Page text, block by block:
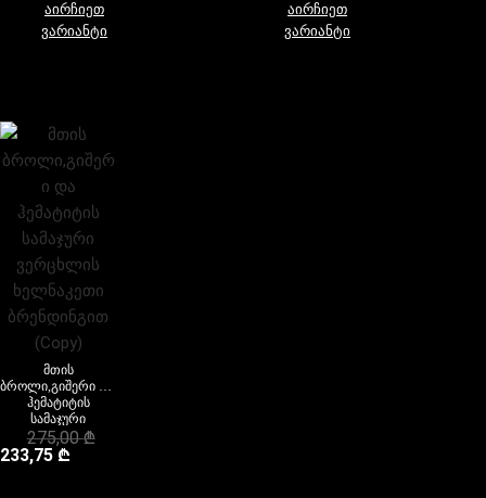
აირჩიეთ
ვარიანტი
აირჩიეთ
ვარიანტი
მთის
ბროლი,გიშერი და
ჰემატიტის
სამაჯური
ვერცხლის
ხელნაკეთი
ბრენდინგით
275,00₾
233,75 ₾